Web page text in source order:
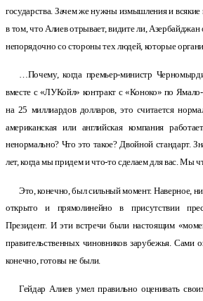
государства. Зачем же нужны измышления и всякие
в том, что Алиев отрывает, видите ли, Азербайджан
непорядочно со стороны тех людей, которые
…Почему, когда премьер-министр
вместе с «ЛУКойл» контракт с «Коноко» по
на 25 миллиардов долларов, это считается
американская или английская компания
ненормально? Что это такое? Двойной стандарт.
лет, когда мы придем и что-то сделаем для вас. Мы
Это, конечно, был сильный момент. Наверное,
открыто и прямолинейно в присутствии
Президент. И эти встречи были настоящим
правительственных чиновников зарубежья. Сами
конечно, готовы не были.
Гейдар Алиев умел правильно оценивать